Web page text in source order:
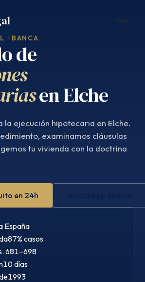
· BANCA
de
en Elche
la ejecución hipotecaria en Elche.
examinamos cláusulas
tu vivienda con la doctrina
en 24h
España
87% casos
681–698
10 días
1993